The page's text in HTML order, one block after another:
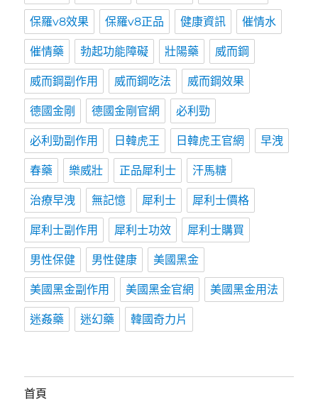
保羅v8效果 保羅v8正品 健康資訊 催情水
催情藥 勃起功能障礙 壯陽藥 威而鋼
威而鋼副作用 威而鋼吃法 威而鋼效果
德國金剛 德國金剛官網 必利勁
必利勁副作用 日韓虎王 日韓虎王官網 早洩
春藥 樂威壯 正品犀利士 汗馬糖
治療早洩 無記憶 犀利士 犀利士價格
犀利士副作用 犀利士功效 犀利士購買
男性保健 男性健康 美國黑金
美國黑金副作用 美國黑金官網 美國黑金用法
迷姦藥 迷幻藥 韓國奇力片
首頁